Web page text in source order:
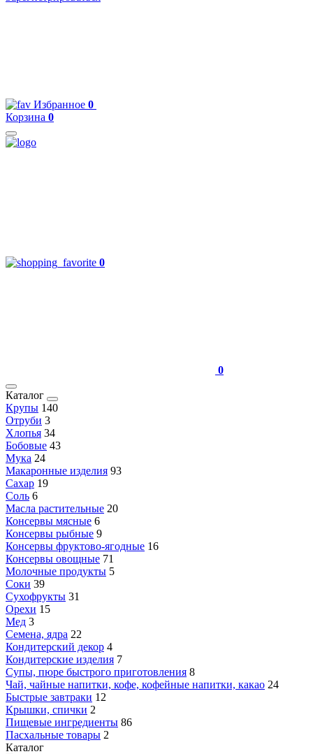
Избранное 0
Корзина 0
0
0
Каталог
Крупы 140
Отруби 3
Хлопья 34
Бобовые 43
Мука 24
Макаронные изделия 93
Сахар 19
Соль 6
Масла растительные 20
Консервы мясные 6
Консервы рыбные 9
Консервы фруктово-ягодные 16
Консервы овощные 71
Молочные продукты 5
Соки 39
Сухофрукты 31
Орехи 15
Мед 3
Семена, ядра 22
Кондитерский декор 4
Кондитерские изделия 7
Супы, пюре быстрого приготовления 8
Чай, чайные напитки, кофе, кофейные напитки, какао 24
Быстрые завтраки 12
Крышки, спички 2
Пищевые ингредиенты 86
Пасхальные товары 2
Каталог